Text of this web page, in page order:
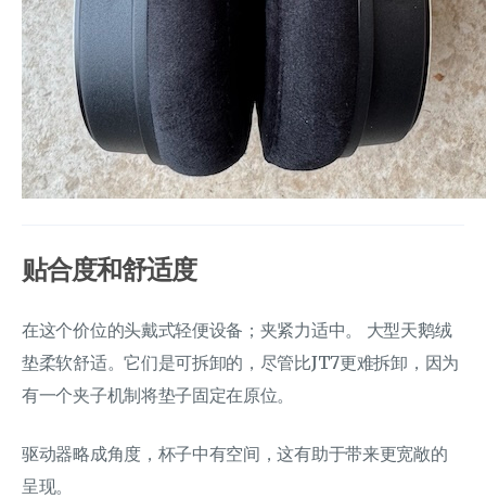
贴合度和舒适度
在这个价位的头戴式轻便设备；夹紧力适中。 大型天鹅绒
垫柔软舒适。它们是可拆卸的，尽管比JT7更难拆卸，因为
有一个夹子机制将垫子固定在原位。
驱动器略成角度，杯子中有空间，这有助于带来更宽敞的
呈现。